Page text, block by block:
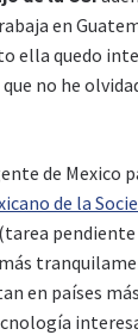
en
ella quedo
no he
de Mexico
de la
pendiente
en países